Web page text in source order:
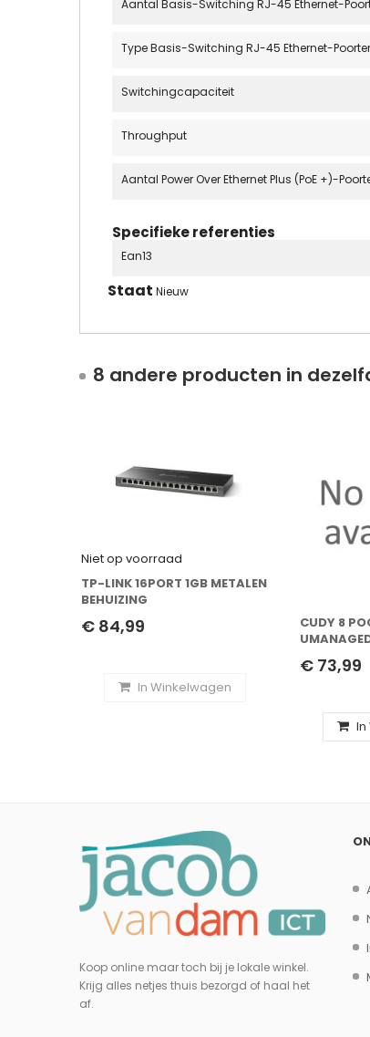
Aantal Basis-Switching RJ-45 Ethernet-
Type Basis-Switching RJ-45 Ethernet-
Switchingcapaciteit
Throughput
Aantal Power Over Ethernet Plus (PoE +)-
Specifieke referenties
Ean13
Staat Nieuw
8 andere producten in
Niet op voorraad
TP-LINK 16PORT 1GB METALEN
BEHUIZING
€ 84,99
In Winkelwagen
CUDY 8
€ 73,99
Koop online maar toch bij je lokale winkel.
Krijg alles netjes thuis bezorgd of haal het
af.